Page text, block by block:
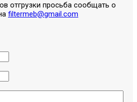
отгрузки просьба сообщать о
filtermeb@gmail.com